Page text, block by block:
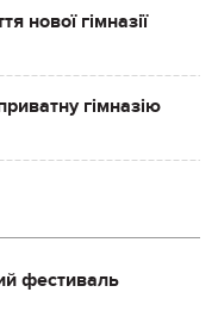
нової гімназії
гімназію
фестиваль